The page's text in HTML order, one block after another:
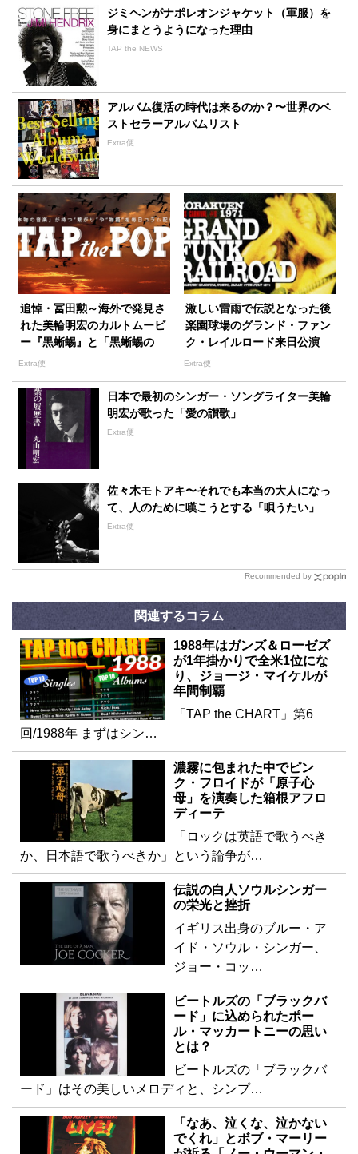
ジミヘンがナポレオンジャケット（軍服）を
身にまとうようになった理由
TAP the NEWS
アルバム復活の時代は来るのか？〜世界のベ
ストセラーアルバムリスト
Extra便
追悼・冨田勲～海外で発見さ
れた美輪明宏のカルトムービ
ー『黒蜥蜴』と「黒蜥蜴の
唄」
Extra便
激しい雷雨で伝説となった後
楽園球場のグランド・ファン
ク・レイルロード来日公演
Extra便
日本で最初のシンガー・ソングライター美輪
明宏が歌った「愛の讃歌」
Extra便
佐々木モトアキ〜それでも本当の大人になっ
て、人のために嘆こうとする「唄うたい」
Extra便
Recommended by
関連するコラム
1988年はガンズ＆ローゼズ
が1年掛かりで全米1位にな
り、ジョージ・マイケルが
年間制覇
「TAP the CHART」第6
回/1988年 まずはシン…
濃霧に包まれた中でピン
ク・フロイドが「原子心
母」を演奏した箱根アフロ
ディーテ
「ロックは英語で歌うべき
か、日本語で歌うべきか」という論争が…
伝説の白人ソウルシンガー
の栄光と挫折
イギリス出身のブルー・ア
イド・ソウル・シンガー、
ジョー・コッ…
ビートルズの「ブラックバ
ード」に込められたポー
ル・マッカートニーの思い
とは？
ビートルズの「ブラックバ
ード」はその美しいメロディと、シンプ…
「なあ、泣くな、泣かない
でくれ」とボブ・マーリー